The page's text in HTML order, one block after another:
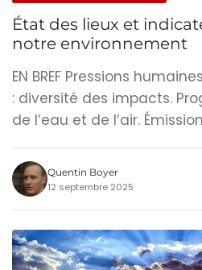
État des lieux et
notre environnement
EN BREF Pressions
: diversité des impacts.
de l’eau et de l’air.
Quentin Boyer
12 septembre 2025